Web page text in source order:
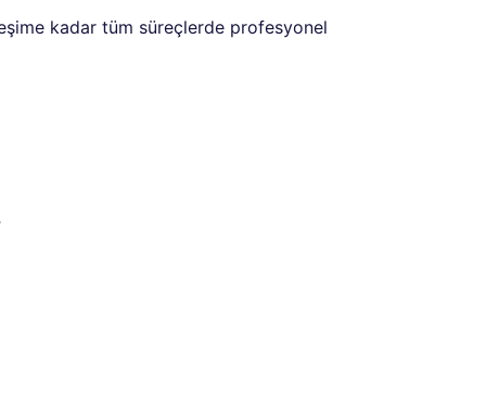
kadar tüm süreçlerde profesyonel